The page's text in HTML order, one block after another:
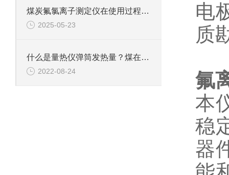
电
质
氟
本
稳
器
煤炭氟氯离子测定仪在使用过程中的常见问题相应解决方法分享
2025-05-23
什么是量热仪弹筒发热量？煤在充氧的氧弹中的燃烧产物是什么？
2022-08-24